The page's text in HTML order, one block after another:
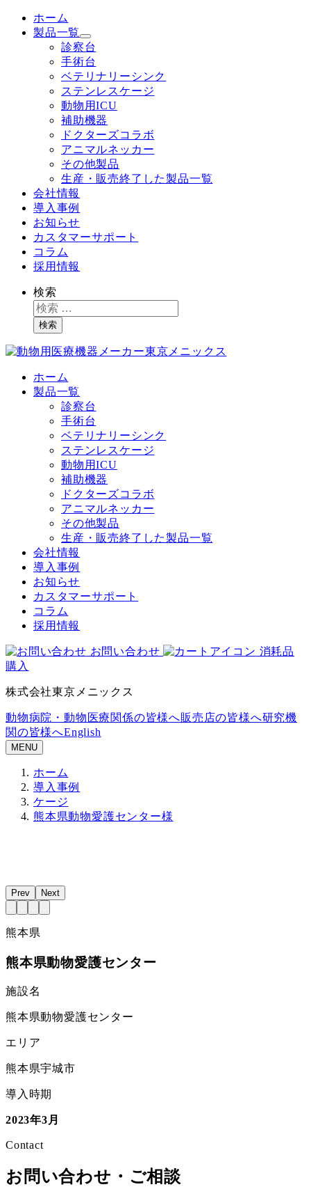
ホーム
製品一覧
診察台
手術台
ベテリナリーシンク
ステンレスケージ
動物用ICU
補助機器
ドクターズコラボ
アニマルネッカー
その他製品
生産・販売終了した製品一覧
会社情報
導入事例
お知らせ
カスタマーサポート
コラム
採用情報
検索
検索
ホーム
製品一覧
診察台
手術台
ベテリナリーシンク
ステンレスケージ
動物用ICU
補助機器
ドクターズコラボ
アニマルネッカー
その他製品
生産・販売終了した製品一覧
会社情報
導入事例
お知らせ
カスタマーサポート
コラム
採用情報
お問い合わせ
消耗品
購入
株式会社東京メニックス
動物病院・動物医療関係の皆様へ販売店の皆様へ研究機
関の皆様へEnglish
MENU
ホーム
導入事例
ケージ
熊本県動物愛護センター様
Prev Next
熊本県
熊本県動物愛護センター
施設名
熊本県動物愛護センター
エリア
熊本県宇城市
導入時期
2023年3月
Contact
お問い合わせ・ご相談